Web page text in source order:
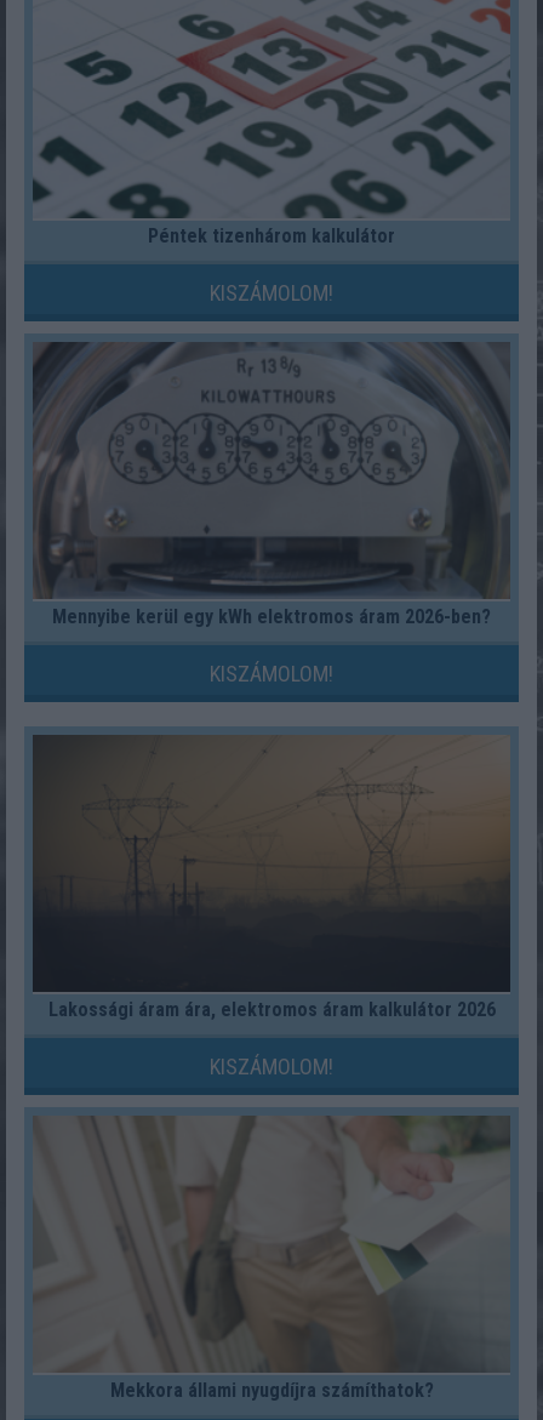
Péntek tizenhárom kalkulátor
KISZÁMOLOM!
Mennyibe kerül egy kWh elektromos áram 2026-ben?
KISZÁMOLOM!
Lakossági áram ára, elektromos áram kalkulátor 2026
KISZÁMOLOM!
Mekkora állami nyugdíjra számíthatok?